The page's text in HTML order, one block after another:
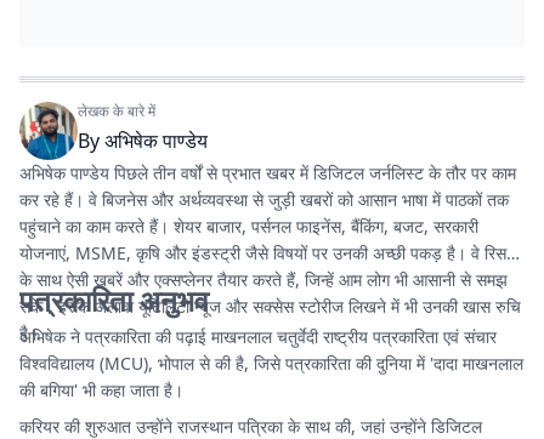
लेखक के बारे में
Byअभिषेक पाण्डेय
अभिषेक पाण्डेय पिछले तीन वर्षों से प्रभात खबर में डिजिटल जर्नलिस्ट के तौर पर काम
कर रहे हैं। वे बिजनेस और अर्थव्यवस्था से जुड़ी खबरों को आसान भाषा में पाठकों तक
पहुंचाने का काम करते हैं। शेयर बाजार, पर्सनल फाइनेंस, बैंकिंग, बजट, सरकारी
योजनाएं, MSME, कृषि और इंडस्ट्री जैसे विषयों पर उनकी अच्छी पकड़ है। वे रिसर्च
के साथ ऐसी खबरें और एक्सप्लेनर तैयार करते हैं, जिन्हें आम लोग भी आसानी से समझ
सकें। इसके अलावा यूटिलिटी न्यूज और सक्सेस स्टोरीज लिखने में भी उनकी खास रुचि
है।
पत्रकारिता अनुभव
अभिषेक ने पत्रकारिता की पढ़ाई माखनलाल चतुर्वेदी राष्ट्रीय पत्रकारिता एवं संचार
विश्वविद्यालय (MCU), भोपाल से की है, जिसे पत्रकारिता की दुनिया में 'दादा माखनलाल
की बगिया' भी कहा जाता है।
करियर की शुरुआत उन्होंने राजस्थान पत्रिका के साथ की, जहां उन्होंने डिजिटल